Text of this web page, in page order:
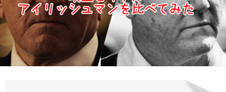
三分で学ぶマフィア暗黒史 名言・悩み相談
映画・ドラマ紹介 映画雑学